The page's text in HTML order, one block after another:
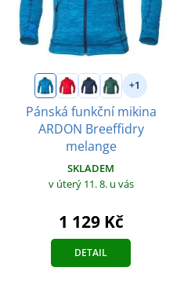
+1
Pánská funkční mikina
ARDON Breeffidry
melange
SKLADEM
v úterý 11. 8. u vás
1 129 Kč
DETAIL